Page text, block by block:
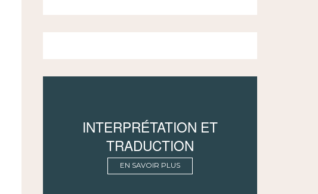
INTERPRÉTATION ET
TRADUCTION
EN SAVOIR PLUS